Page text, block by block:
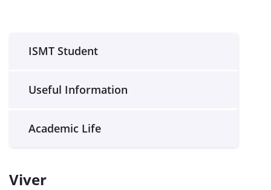
ISMT Student
Useful Information
Academic Life
Viver